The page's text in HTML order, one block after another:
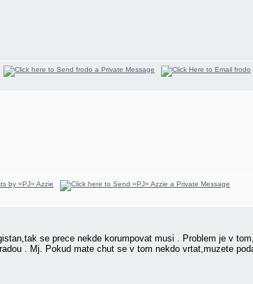
se prece nekde korumpovat musi . Problem je v
. Mj. Pokud mate chut se v tom nekdo vrtat,muzete